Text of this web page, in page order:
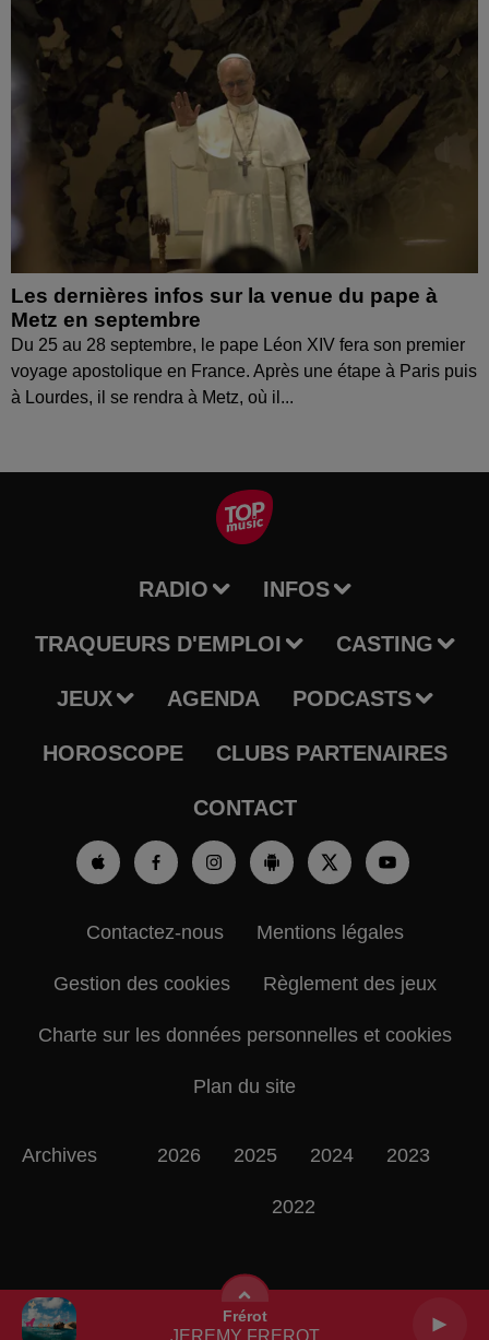
Frérot
JEREMY FREROT
Les dernières infos sur la venue du pape à
Metz en septembre
Du 25 au 28 septembre, le pape Léon XIV fera son premier
voyage apostolique en France. Après une étape à Paris puis
à Lourdes, il se rendra à Metz, où il...
RADIO INFOS
TRAQUEURS D'EMPLOI CASTING
JEUX AGENDA PODCASTS
HOROSCOPE CLUBS PARTENAIRES
CONTACT
Contactez-nous Mentions légales
Gestion des cookies Règlement des jeux
Charte sur les données personnelles et cookies
Plan du site
Archives 2026 2025 2024 2023
2022